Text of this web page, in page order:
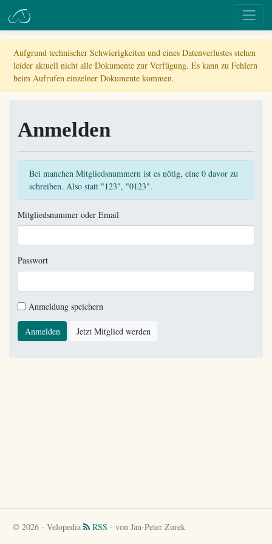
Aufgrund technischer Schwierigkeiten und eines Datenverlustes stehen
leider aktuell nicht alle Dokumente zur Verfügung. Es kann zu Fehlern
beim Aufrufen einzelner Dokumente kommen.
Anmelden
Bei manchen Mitgliedsnummern ist es nötig, eine 0 davor zu
schreiben. Also statt "123", "0123".
Mitgliedsnummer oder Email
Passwort
Anmeldung speichern
Anmelden Jetzt Mitglied werden
© 2026 - Velopedia RSS - von Jan-Peter Zurek